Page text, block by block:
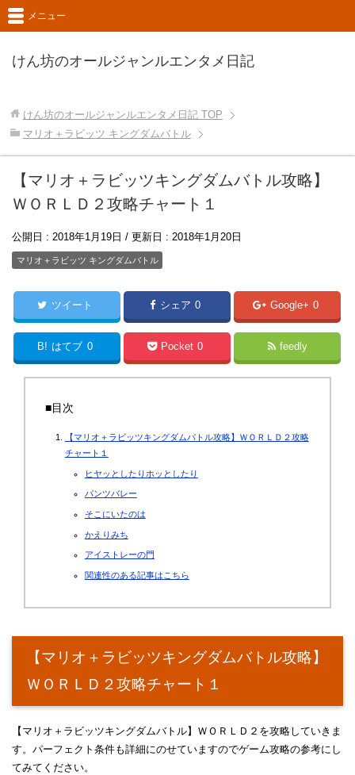
けん坊のオールジャンルエンタメ日記
メニュー
けん坊のオールジャンルエンタメ日記TOP
マリオ＋ラビッツ キングダムバトル
【マリオ＋ラビッツキングダムバトル攻略】
ＷＯＲＬＤ２攻略チャート１
公開日 : 2018年1月19日 / 更新日 : 2018年1月20日
マリオ＋ラビッツ キングダムバトル
ツイート シェア 0 Google+ 0
B! はてブ 0 Pocket 0 feedly
■目次
【マリオ＋ラビッツキングダムバトル攻略】ＷＯＲＬＤ２攻略
チャート１
ヒヤッとしたりホッとしたり
パンツバレー
そこにいたのは
かえりみち
アイストレーの門
関連性のある記事はこちら
【マリオ＋ラビッツキングダムバトル攻略】
ＷＯＲＬＤ２攻略チャート１
【マリオ＋ラビッツキングダムバトル】ＷＯＲＬＤ２を攻略していきま
す。パーフェクト条件も詳細にのせていますのでゲーム攻略の参考にし
てみてください。